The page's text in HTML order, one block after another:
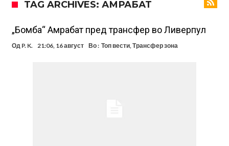
Реал Мадрид го собори клупскиот рекорд: Мурињо добива
засилување за 140 милиони евра!
Милан ја доби првата понуда за Леао
Италијански петтолигаш добива неверојатен стадион од 62
TAG ARCHIVES: АМРАБАТ
„Бомба“ Амрабат пред трансфер во Ливерпул
Од P. K. 21:06, 16 август Во : Топ вести, Трансфер зона